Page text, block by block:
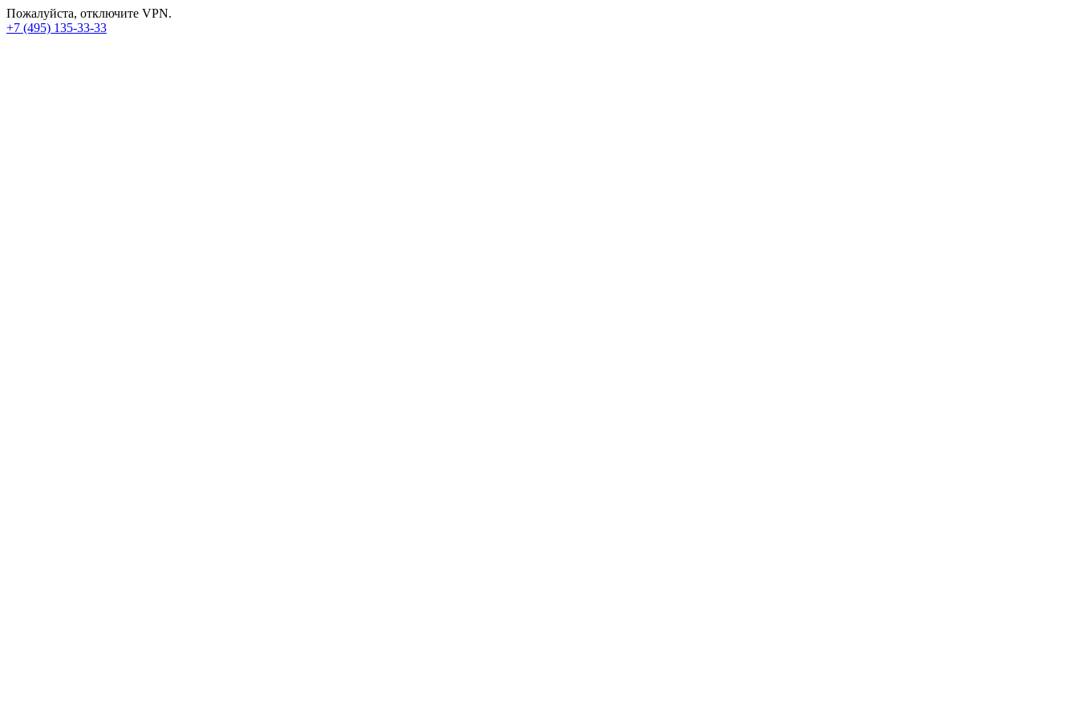
Пожалуйста, отключите VPN.
+7 (495) 135-33-33